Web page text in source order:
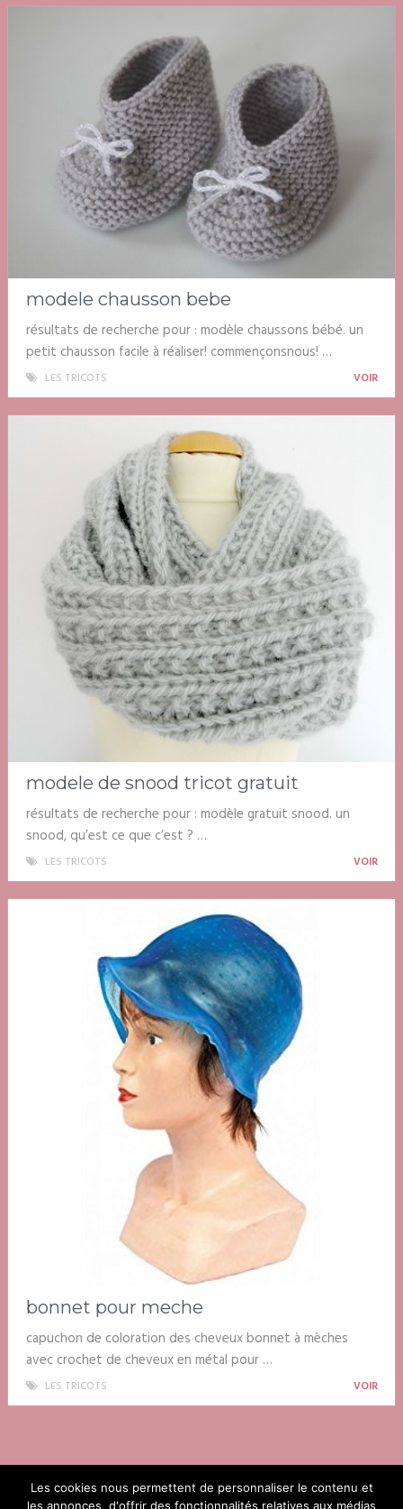
modele chausson bebe
résultats de recherche pour : modèle chaussons bébé. un
petit chausson facile à réaliser! commençonsnous! …
LES TRICOTS VOIR
modele de snood tricot gratuit
résultats de recherche pour : modèle gratuit snood. un
snood, qu’est ce que c’est ? …
LES TRICOTS VOIR
bonnet pour meche
capuchon de coloration des cheveux bonnet à mèches
avec crochet de cheveux en métal pour …
LES TRICOTS VOIR
Les cookies nous permettent de personnaliser le contenu et
les annonces, d'offrir des fonctionnalités relatives aux médias